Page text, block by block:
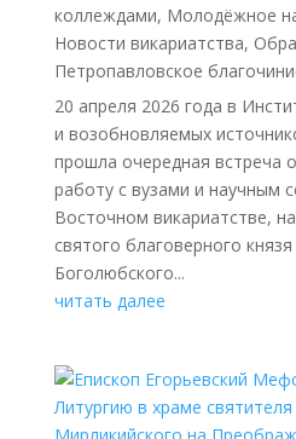
коллеждами, Молодёжное
Новости викариатства,
Петропавловское
20 апреля 2026 года в
и возобновляемых
прошла очередная встреча
работу с вузами и научным
Восточном викариатстве,
святого благоверного
Боголюбского...
читать далее